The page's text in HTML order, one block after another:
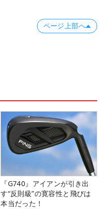
ページ上部へ
『G740』アイアンが引き出
す“反則級”の寛容性と飛びは
本当だった！